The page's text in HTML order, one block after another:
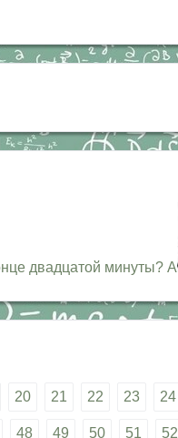
двадцатой минуты? А
20 21 22 23 24
48 49 50 51 52